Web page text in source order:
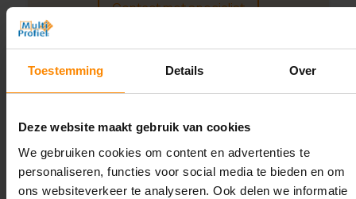
Toestemming Details Over
Deze website maakt gebruik van cookies
We gebruiken cookies om content en advertenties te
personaliseren, functies voor social media te bieden en om
ons websiteverkeer te analyseren. Ook delen we informatie
Contact met specialist
Montage uitbesteden?